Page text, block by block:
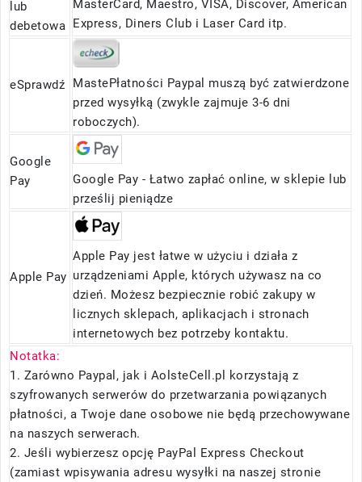
lub
debetowa
MasterCard, Maestro, VISA, Discover, American
Express, Diners Club i Laser Card itp.
eSprawdź
MastePłatności Paypal muszą być zatwierdzone
przed wysyłką (zwykle zajmuje 3-6 dni
roboczych).
Google
Pay
Google Pay - Łatwo zapłać online, w sklepie lub
prześlij pieniądze
Apple Pay
Apple Pay jest łatwe w użyciu i działa z
urządzeniami Apple, których używasz na co
dzień. Możesz bezpiecznie robić zakupy w
licznych sklepach, aplikacjach i stronach
internetowych bez potrzeby kontaktu.
Notatka:
1. Zarówno Paypal, jak i AolsteCell.pl korzystają z
szyfrowanych serwerów do przetwarzania powiązanych
płatności, a Twoje dane osobowe nie będą przechowywane
na naszych serwerach.
2. Jeśli wybierzesz opcję PayPal Express Checkout
(zamiast wpisywania adresu wysyłki na naszej stronie